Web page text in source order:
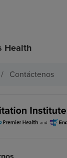
Health
/ Contáctenos